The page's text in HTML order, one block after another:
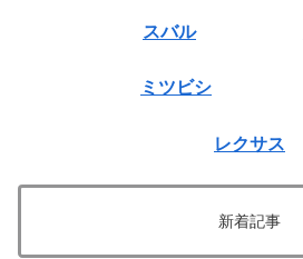
スバル
ミツビシ
レクサス
新着記事